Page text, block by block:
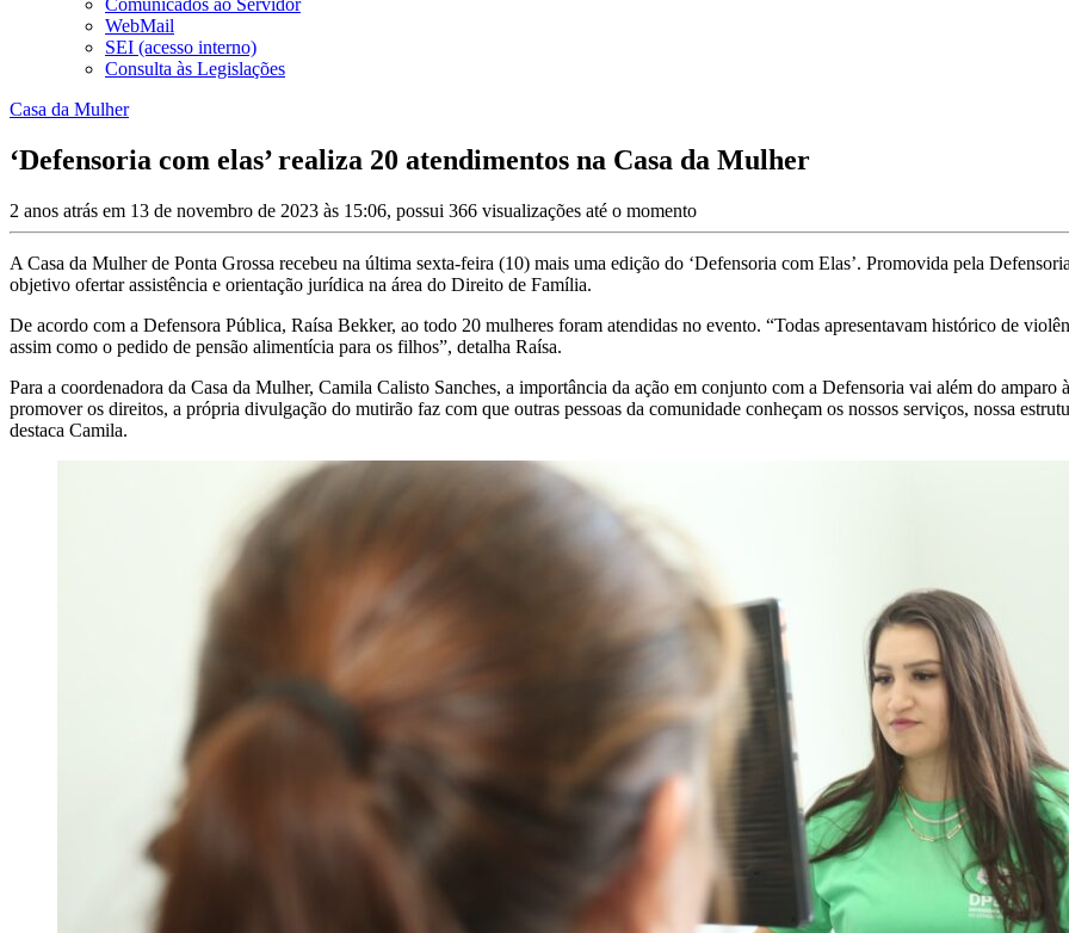
Comunicados ao Servidor
WebMail
SEI (acesso interno)
Consulta às Legislações
Casa da Mulher
‘Defensoria com elas’ realiza 20 atendimentos na Casa da Mulher
2 anos atrás em 13 de novembro de 2023 às 15:06, possui 366 visualizações até o momento
A Casa da Mulher de Ponta Grossa recebeu na última sexta-feira (10) mais uma edição do ‘Defensoria com Elas’. Promovida pela
objetivo ofertar assistência e orientação jurídica na área do Direito de Família.
De acordo com a Defensora Pública, Raísa Bekker, ao todo 20 mulheres foram atendidas no evento. “Todas apresentavam histórico de
assim como o pedido de pensão alimentícia para os filhos”, detalha Raísa.
Para a coordenadora da Casa da Mulher, Camila Calisto Sanches, a importância da ação em conjunto com a Defensoria vai além do
promover os direitos, a própria divulgação do mutirão faz com que outras pessoas da comunidade conheçam os nossos serviços, nossa
destaca Camila.